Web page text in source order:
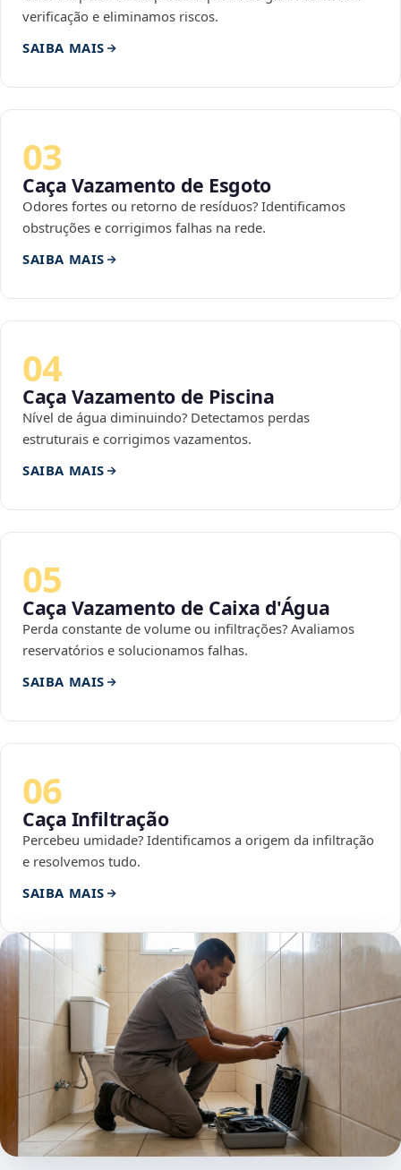
verificação e eliminamos riscos.
SAIBA MAIS
03
Caça Vazamento de Esgoto
Odores fortes ou retorno de resíduos? Identificamos
obstruções e corrigimos falhas na rede.
SAIBA MAIS
04
Caça Vazamento de Piscina
Nível de água diminuindo? Detectamos perdas
estruturais e corrigimos vazamentos.
SAIBA MAIS
05
Caça Vazamento de Caixa d'Água
Perda constante de volume ou infiltrações? Avaliamos
reservatórios e solucionamos falhas.
SAIBA MAIS
06
Caça Infiltração
Percebeu umidade? Identificamos a origem da infiltração
e resolvemos tudo.
SAIBA MAIS